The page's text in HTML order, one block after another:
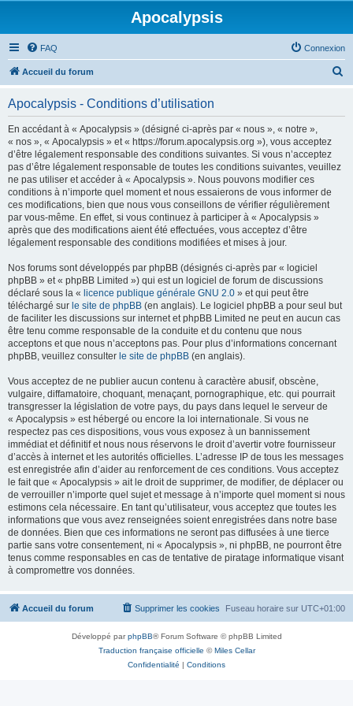
Apocalypsis
FAQ Connexion
Accueil du forum
Apocalypsis - Conditions d’utilisation
En accédant à « Apocalypsis » (désigné ci-après par « nous », « notre »,
« nos », « Apocalypsis » et « https://forum.apocalypsis.org »), vous acceptez
d’être légalement responsable des conditions suivantes. Si vous n’acceptez
pas d’être légalement responsable de toutes les conditions suivantes, veuillez
ne pas utiliser et accéder à « Apocalypsis ». Nous pouvons modifier ces
conditions à n’importe quel moment et nous essaierons de vous informer de
ces modifications, bien que nous vous conseillons de vérifier régulièrement
par vous-même. En effet, si vous continuez à participer à « Apocalypsis »
après que des modifications aient été effectuées, vous acceptez d’être
légalement responsable des conditions modifiées et mises à jour.
Nos forums sont développés par phpBB (désignés ci-après par « logiciel
phpBB » et « phpBB Limited ») qui est un logiciel de forum de discussions
déclaré sous la « licence publique générale GNU 2.0 » et qui peut être
téléchargé sur le site de phpBB (en anglais). Le logiciel phpBB a pour seul but
de faciliter les discussions sur internet et phpBB Limited ne peut en aucun cas
être tenu comme responsable de la conduite et du contenu que nous
acceptons et que nous n’acceptons pas. Pour plus d’informations concernant
phpBB, veuillez consulter le site de phpBB (en anglais).
Vous acceptez de ne publier aucun contenu à caractère abusif, obscène,
vulgaire, diffamatoire, choquant, menaçant, pornographique, etc. qui pourrait
transgresser la législation de votre pays, du pays dans lequel le serveur de
« Apocalypsis » est hébergé ou encore la loi internationale. Si vous ne
respectez pas ces dispositions, vous vous exposez à un bannissement
immédiat et définitif et nous nous réservons le droit d’avertir votre fournisseur
d’accès à internet et les autorités officielles. L’adresse IP de tous les messages
est enregistrée afin d’aider au renforcement de ces conditions. Vous acceptez
le fait que « Apocalypsis » ait le droit de supprimer, de modifier, de déplacer ou
de verrouiller n’importe quel sujet et message à n’importe quel moment si nous
estimons cela nécessaire. En tant qu’utilisateur, vous acceptez que toutes les
informations que vous avez renseignées soient enregistrées dans notre base
de données. Bien que ces informations ne seront pas diffusées à une tierce
partie sans votre consentement, ni « Apocalypsis », ni phpBB, ne pourront être
tenus comme responsables en cas de tentative de piratage informatique visant
à compromettre vos données.
Accueil du forum Fuseau horaire sur UTC+01:00
Supprimer les cookies
Développé parphpBB® Forum Software © phpBB Limited
Traduction française officielle ©Miles Cellar
Confidentialité | Conditions